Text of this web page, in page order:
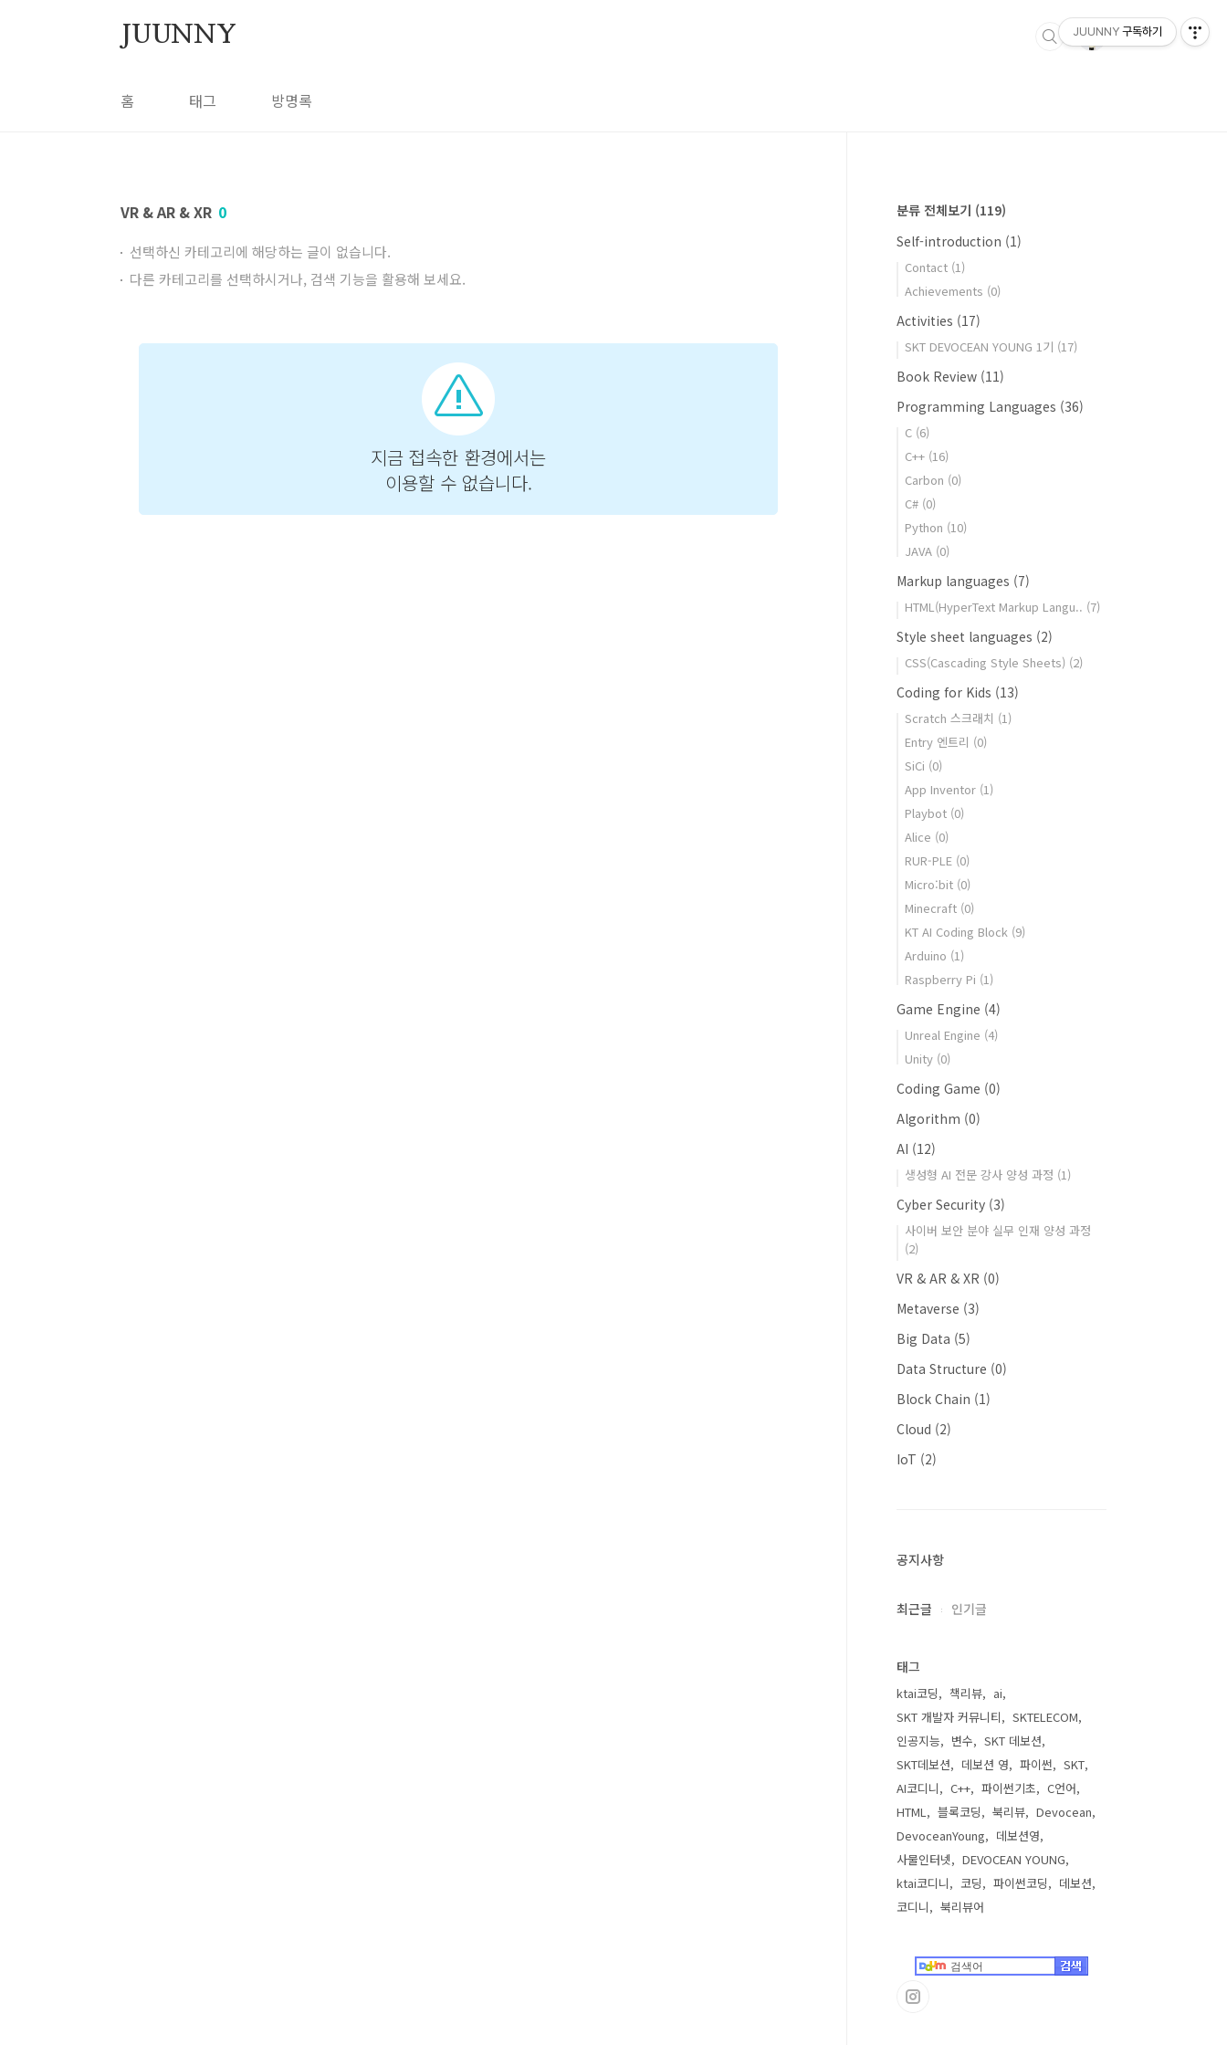
JUUNNY
홈 태그 방명록
VR & AR & XR 0
선택하신 카테고리에 해당하는 글이 없습니다.
다른 카테고리를 선택하시거나, 검색 기능을 활용해 보세요.
분류 전체보기 (119)
Self-introduction (1)
Contact (1)
Achievements (0)
Activities (17)
SKT DEVOCEAN YOUNG 1기 (17)
Book Review (11)
Programming Languages (36)
C (6)
C++ (16)
Carbon (0)
C# (0)
Python (10)
JAVA (0)
Markup languages (7)
HTML(HyperText Markup Langu.. (7)
Style sheet languages (2)
CSS(Cascading Style Sheets) (2)
Coding for Kids (13)
Scratch 스크래치 (1)
Entry 엔트리 (0)
SiCi (0)
App Inventor (1)
Playbot (0)
Alice (0)
RUR-PLE (0)
Micro:bit (0)
Minecraft (0)
KT AI Coding Block (9)
Arduino (1)
Raspberry Pi (1)
Game Engine (4)
Unreal Engine (4)
Unity (0)
Coding Game (0)
Algorithm (0)
AI (12)
생성형 AI 전문 강사 양성 과정 (1)
Cyber Security (3)
사이버 보안 분야 실무 인재 양성 과정
(2)
VR & AR & XR (0)
Metaverse (3)
Big Data (5)
Data Structure (0)
Block Chain (1)
Cloud (2)
IoT (2)
공지사항
최근글 인기글
태그
ktai코딩 책리뷰
ai
SKT 개발자 커뮤니티
SKTELECOM
인공지능
변수
SKT 데보션
SKT데보션
데보션 영 파이썬
SKT
AI코디니
C++ 파이썬기초
C언어
HTML
블록코딩 북리뷰
Devocean
DevoceanYoung
데보션영
사물인터넷
DEVOCEAN YOUNG
ktai코디니
코딩 파이썬코딩
데보션
코디니
북리뷰어
JUUNNY 구독하기